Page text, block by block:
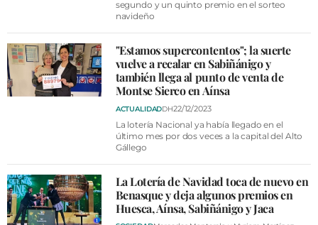
segundo y un quinto premio en el sorteo
navideño
"Estamos supercontentos"; la suerte
vuelve a recalar en Sabiñánigo y
también llega al punto de venta de
Montse Sierco en Aínsa
ACTUALIDADDH22/12/2023
La lotería Nacional ya había llegado en el
último mes por dos veces a la capital del Alto
Gállego
La Lotería de Navidad toca de nuevo en
Benasque y deja algunos premios en
Huesca, Aínsa, Sabiñánigo y Jaca